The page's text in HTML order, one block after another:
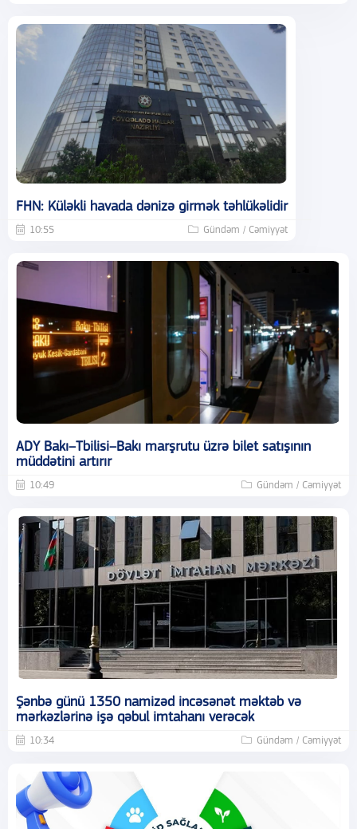
FHN: Küləkli havada dənizə girmək təhlükəlidir
10:55 Gündəm / Cəmiyyət
ADY Bakı–Tbilisi–Bakı marşrutu üzrə bilet satışının
müddətini artırır
10:49 Gündəm / Cəmiyyət
Şənbə günü 1350 namizəd incəsənət məktəb və
mərkəzlərinə işə qəbul imtahanı verəcək
10:34 Gündəm / Cəmiyyət